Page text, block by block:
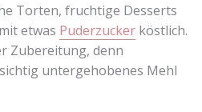
Torten, fruchtige Desserts
etwas Puderzuckerköstlich.
Zubereitung, denn
untergehobenes Mehl